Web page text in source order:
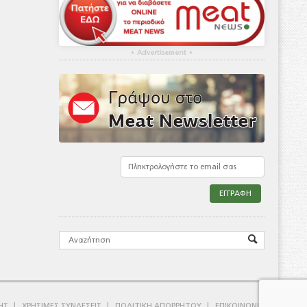
▴ Advertisement ▴